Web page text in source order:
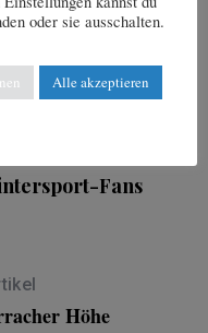
Fans
Höhe
oder sie ausschalten.
Alle akzeptieren